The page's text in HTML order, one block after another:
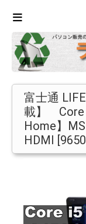
富士通
載】 Core
Home】
HDMI